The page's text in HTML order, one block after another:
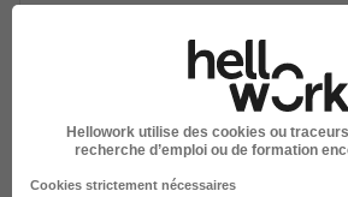
CDI
55 000 - 90
Télétravail partiel
Voir l’offre
Hellowork utilise des cookies ou
recherche d’emploi ou de formation
Cookies strictement nécessaires